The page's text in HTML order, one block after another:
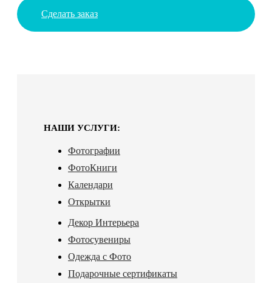
Сделать заказ
НАШИ УСЛУГИ:
Фотографии
ФотоКниги
Календари
Открытки
Декор Интерьера
Фотосувениры
Одежда с Фото
Подарочные сертификаты